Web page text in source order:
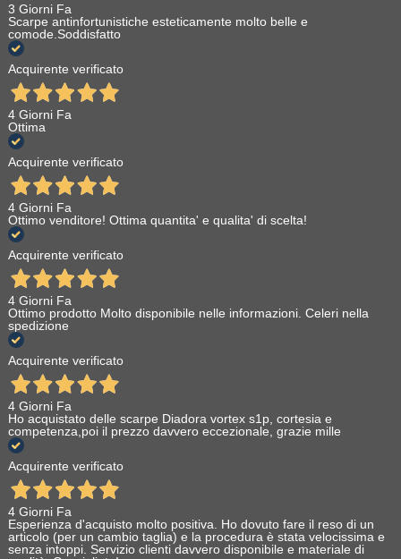
3 Giorni Fa
Scarpe antinfortunistiche esteticamente molto belle e
comode.Soddisfatto
Acquirente verificato
4 Giorni Fa
Ottima
Acquirente verificato
4 Giorni Fa
Ottimo venditore! Ottima quantita' e qualita' di scelta!
Acquirente verificato
4 Giorni Fa
Ottimo prodotto Molto disponibile nelle informazioni. Celeri nella
spedizione
Acquirente verificato
4 Giorni Fa
Ho acquistato delle scarpe Diadora vortex s1p, cortesia e
competenza,poi il prezzo davvero eccezionale, grazie mille
Acquirente verificato
4 Giorni Fa
Esperienza d'acquisto molto positiva. Ho dovuto fare il reso di un
articolo (per un cambio taglia) e la procedura è stata velocissima e
senza intoppi. Servizio clienti davvero disponibile e materiale di